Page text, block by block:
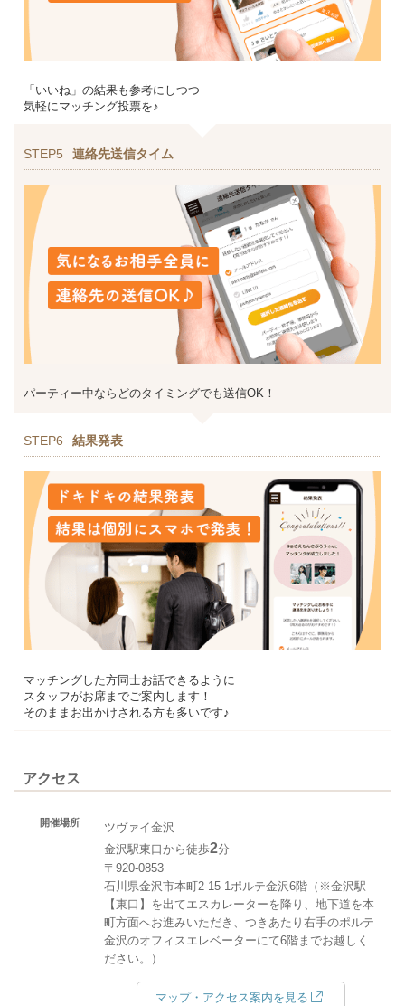
「いいね」の結果も参考にしつつ
気軽にマッチング投票を♪
STEP5 連絡先送信タイム
パーティー中ならどのタイミングでも送信OK！
STEP6 結果発表
マッチングした方同士お話できるように
スタッフがお席までご案内します！
そのままお出かけされる方も多いです♪
アクセス
開催場所
ツヴァイ金沢
金沢駅東口から徒歩2分
〒920-0853
石川県金沢市本町2-15-1ポルテ金沢6階（※金沢駅
【東口】を出てエスカレーターを降り、地下道を本
町方面へお進みいただき、つきあたり右手のポルテ
金沢のオフィスエレベーターにて6階までお越しく
ださい。）
マップ・アクセス案内を見る